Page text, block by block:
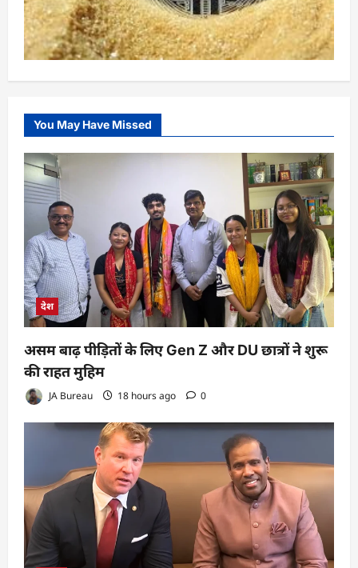
You May Have Missed
देश
असम बाढ़ पीड़ितों के लिए Gen Z और DU छात्रों ने शुरू
की राहत मुहिम
JA Bureau 18 hours ago 0